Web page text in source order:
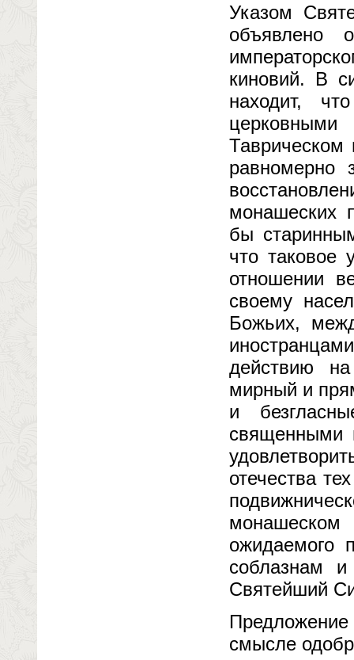
Указом
объявлено
киновий. В
находит,
Таврическом
равномерно
монашеских
бы
что таковое
отношении
своему
Божьих,
действию на
мирный и
и
священными
отечества
ожидаемого
соблазнам
Святейший
Предложение
смысле